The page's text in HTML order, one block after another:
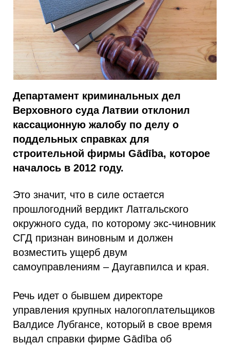
Департамент криминальных дел
Верховного суда Латвии отклонил
кассационную жалобу по делу о
поддельных справках для
строительной фирмы Gādība, которое
началось в 2012 году.
Это значит, что в силе остается
прошлогодний вердикт Латгальского
окружного суда, по которому экс-чиновник
СГД признан виновным и должен
возместить ущерб двум
самоуправлениям – Даугавпилса и края.
Речь идет о бывшем директоре
управления крупных налогоплательщиков
Валдисе Лубгансе, который в свое время
выдал справки фирме Gādība об